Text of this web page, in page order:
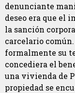
denunciante
deseo era que el
la sanción
carcelario
formalmente su
concediera el
una vivienda de
propiedad se